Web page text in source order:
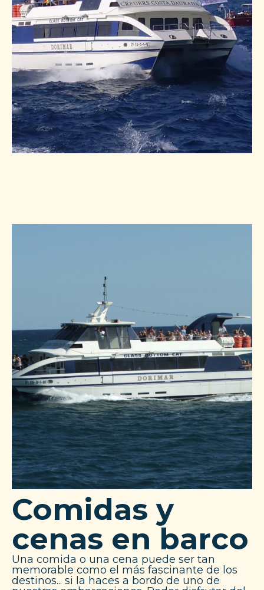
Comidas y
cenas en barco
Una comida o una cena puede ser tan
memorable como el más fascinante de los
destinos... si la haces a bordo de uno de